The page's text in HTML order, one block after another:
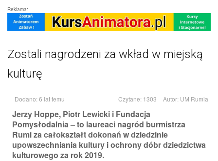
Reklama:
Zostali nagrodzeni za wkład w miejską
kulturę
Dodano: 6 lat temu Czytane: 1303 Autor: UM Rumia
Jerzy Hoppe, Piotr Lewicki i Fundacja
Pomysłodalnia – to laureaci nagród burmistrza
Rumi za całokształt dokonań w dziedzinie
upowszechniania kultury i ochrony dóbr dziedzictwa
kulturowego za rok 2019.